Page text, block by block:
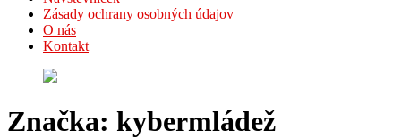
Zásady ochrany osobných údajov
O nás
Kontakt
Značka: kybermládež